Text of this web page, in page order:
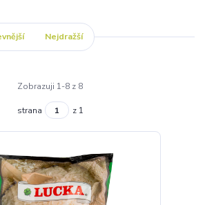
Nejdražší
Zobrazuji 1-8 z 8
strana z 1